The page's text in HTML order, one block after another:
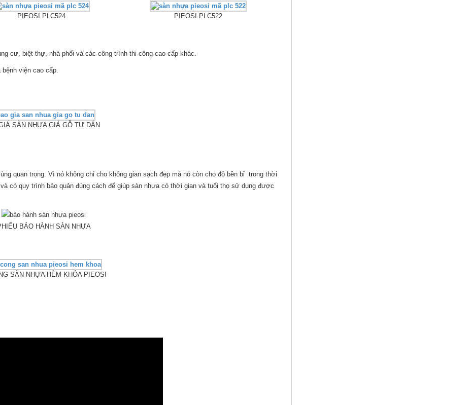
PIEOSI PLC524 PIEOSI PLC522
cư, biệt thự, nhà phối và các công trình thi công cao cấp khác.
viện cao cấp.
SÀN NHỰA GIẢ GỖ TỰ DÁN
quan trọng. Vì nó không chỉ cho không gian sạch đẹp mà nó còn cho độ bền bỉ trong thời
có quy trình bảo quản đúng cách để giúp sàn nhựa có thời gian và tuổi thọ sử dụng được
BẢO HÀNH SÀN NHỰA
SÀN NHỰA HÈM KHÓA PIEOSI